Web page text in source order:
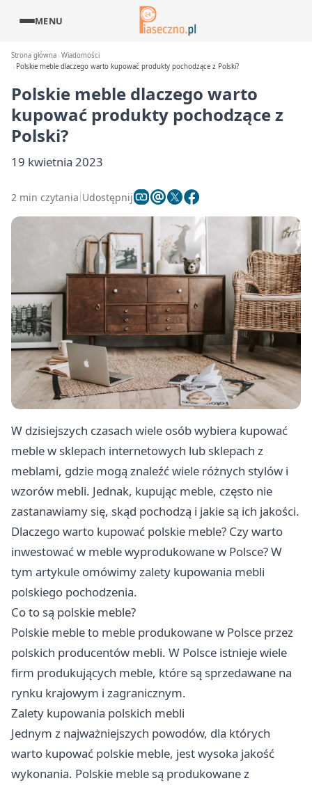
MENU
Strona główna Wiadomości
Polskie meble dlaczego warto kupować produkty pochodzące z Polski?
Polskie meble dlaczego warto
kupować produkty pochodzące z
Polski?
19 kwietnia 2023
2 min czytania Udostępnij
W dzisiejszych czasach wiele osób wybiera kupować
meble w sklepach internetowych lub sklepach z
meblami, gdzie mogą znaleźć wiele różnych stylów i
wzorów mebli. Jednak, kupując meble, często nie
zastanawiamy się, skąd pochodzą i jakie są ich jakości.
Dlaczego warto kupować polskie meble? Czy warto
inwestować w meble wyprodukowane w Polsce? W
tym artykule omówimy zalety kupowania mebli
polskiego pochodzenia.
Co to są polskie meble?
Polskie mebleto meble produkowane w Polsce przez
polskich producentów mebli. W Polsce istnieje wiele
firm produkujących meble, które są sprzedawane na
rynku krajowym i zagranicznym.
Zalety kupowania polskich mebli
Jednym z najważniejszych powodów, dla których
warto kupować polskie meble, jest wysoka jakość
wykonania. Polskie meble są produkowane z